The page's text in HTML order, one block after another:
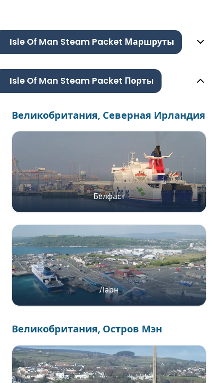
Isle Of Man Steam Packet Маршруты
Isle Of Man Steam Packet Порты
Великобритания, Северная Ирландия
Белфаст
Ларн
Великобритания, Остров Мэн